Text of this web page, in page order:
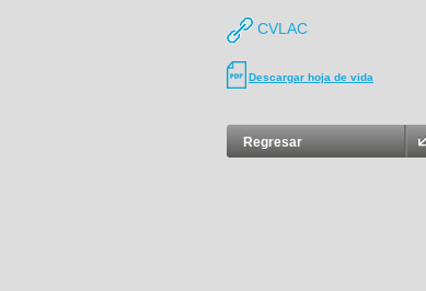
CVLAC
Descargar hoja de vida
Regresar